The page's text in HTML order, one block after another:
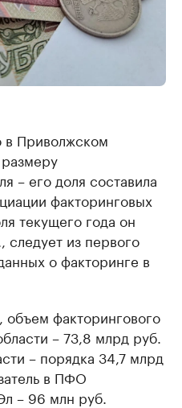
в Приволжском
– его доля составила
факторинговых
текущего года он
следует из первого
о факторинге в
факторингового
– 73,8 млрд руб.
– порядка 34,7 млрд
в ПФО
– 96 млн руб.